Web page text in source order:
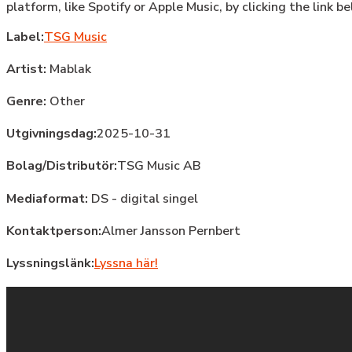
platform, like Spotify or Apple Music, by clicking the link
Label:TSG Music
Artist: Mablak
Genre: Other
Utgivningsdag:2025-10-31
Bolag/Distributör:TSG Music AB
Mediaformat: DS - digital singel
Kontaktperson:Almer Jansson Pernbert
Lyssningslänk:Lyssna här!